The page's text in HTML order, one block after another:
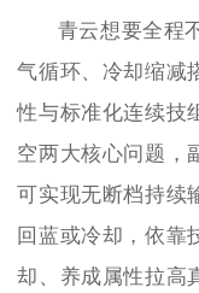
青云想要全程
气循环、冷却缩减
性与标准化连续技
空两大核心问题，
可实现无断档持续
回蓝或冷却，依靠
却、养成属性拉高